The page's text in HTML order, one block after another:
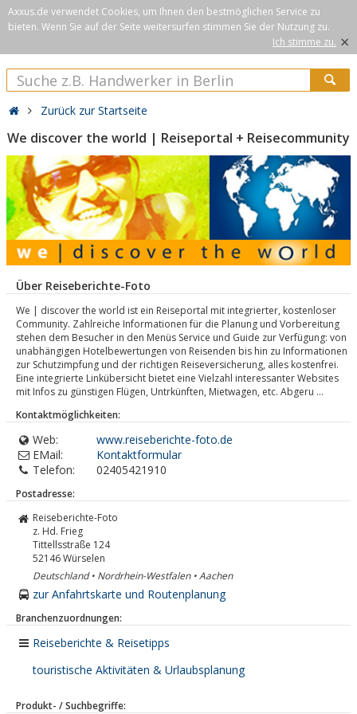
Axxus.de verwendet Cookies, um Ihnen den bestmöglichen Service zu
bieten. Wenn Sie auf der Seite weitersurfen stimmen Sie der Nutzung zu.
Ich stimme zu. ×
Zurück zur Startseite
We discover the world | Reiseportal + Reisecommunity
Über Reiseberichte-Foto
We | discover the world ist ein Reiseportal mit integrierter, kostenloser
Community. Zahlreiche Informationen für die Planung und Vorbereitung
stehen dem Besucher in den Menüs Service und Guide zur Verfügung: von
unabhängigen Hotelbewertungen von Reisenden bis hin zu Informationen
zur Schutzimpfung und der richtigen Reiseversicherung, alles kostenfrei.
Eine integrierte Linkübersicht bietet eine Vielzahl interessanter Websites
mit Infos zu günstigen Flügen, Untrkünften, Mietwagen, etc. Abgeru ...
Kontaktmöglichkeiten:
Web:
www.reiseberichte-foto.de
EMail:
Kontaktformular
Telefon:
02405421910
Postadresse:
Reiseberichte-Foto
z. Hd. Frieg
Tittellsstraße 124
52146Würselen
Deutschland • Nordrhein-Westfalen • Aachen
zur Anfahrtskarte und Routenplanung
Branchenzuordnungen:
Reiseberichte & Reisetipps
touristische Aktivitäten & Urlaubsplanung
Produkt- / Suchbegriffe: